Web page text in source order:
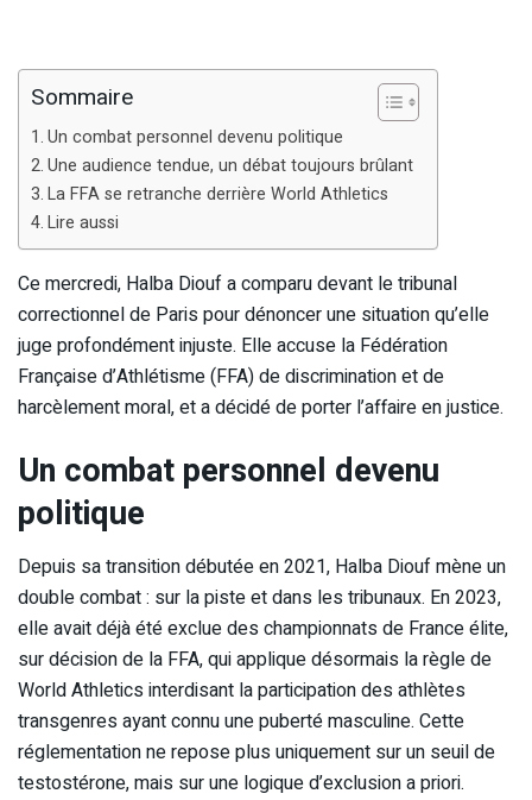
Sommaire
Un combat personnel devenu politique
Une audience tendue, un débat toujours brûlant
La FFA se retranche derrière World Athletics
Lire aussi
Ce mercredi, Halba Diouf a comparu devant le tribunal
correctionnel de Paris pour dénoncer une situation qu’elle
juge profondément injuste. Elle accuse la Fédération
Française d’Athlétisme (FFA) de discrimination et de
harcèlement moral, et a décidé de porter l’affaire en justice.
Un combat personnel devenu
politique
Depuis sa transition débutée en 2021, Halba Diouf mène un
double combat : sur la piste et dans les tribunaux. En 2023,
elle avait déjà été exclue des championnats de France élite,
sur décision de la FFA, qui applique désormais la règle de
World Athletics interdisant la participation des athlètes
transgenres ayant connu une puberté masculine. Cette
réglementation ne repose plus uniquement sur un seuil de
testostérone, mais sur une logique d’exclusion a priori.